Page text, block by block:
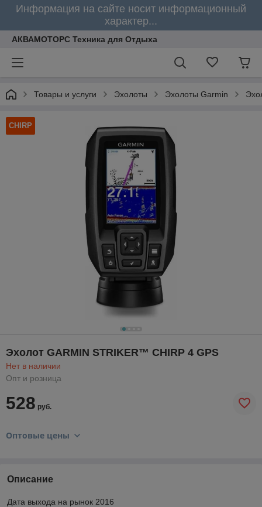
Информация на сайте носит информационный
характер...
АКВАМОТОРС Техника для Отдыха
Товары и услуги Эхолоты Эхолоты Garmin
CHIRP
Эхолот GARMIN STRIKER™ CHIRP 4 GPS
Нет в наличии
Опт и розница
528 руб.
Оптовые цены
Описание
Дата выхода на рынок 2016